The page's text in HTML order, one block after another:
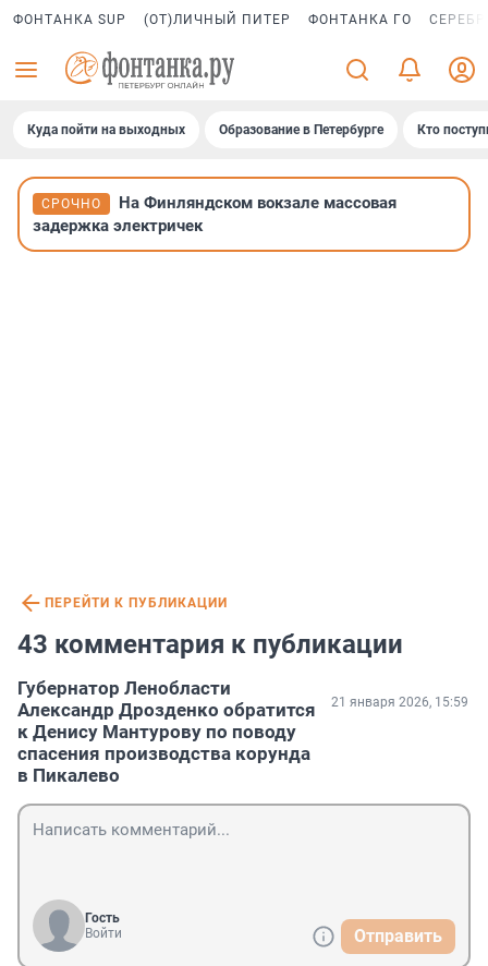
ФОНТАНКА SUP (ОТ)ЛИЧНЫЙ ПИТЕР ФОНТАНКА ГО
Куда пойти на выходных Образование в Петербурге Кто
СРОЧНО
На Финляндском вокзале массовая
задержка электричек
ПЕРЕЙТИ К ПУБЛИКАЦИИ
43 комментария к публикации
Губернатор Ленобласти
Александр Дрозденко обратится
к Денису Мантурову по поводу
спасения производства корунда
в Пикалево
21 января 2026, 15:59
Гость
Войти
Отправить